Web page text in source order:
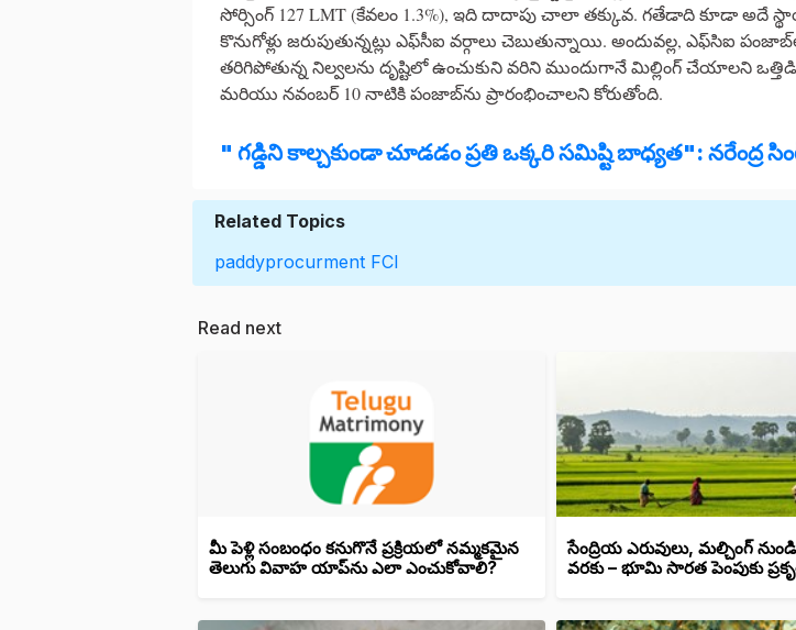
సోర్సింగ్ 127 LMT (కేవలం 1.3%), ఇది దాదాపు చాలా తక్కువ. గతేడాది కూడా అదే
కొనుగోళ్లు జరుపుతున్నట్లు ఎఫ్‌సీఐ వర్గాలు చెబుతున్నాయి. అందువల్ల, ఎఫ్‌సిఐ
తరిగిపోతున్న నిల్వలను దృష్టిలో ఉంచుకుని వరిని ముందుగానే మిల్లింగ్ చేయాలని
మరియు నవంబర్ 10 నాటికి పంజాబ్‌ను ప్రారంభించాలని కోరుతోంది.
" గడ్డిని కాల్చకుండా చూడడం ప్రతి ఒక్కరి సమిష్టి బాధ్యత": నరేంద్ర
Related Topics
paddyprocurment FCI
Read next
మీ పెళ్లి సంబంధం కనుగొనే ప్రక్రియలో నమ్మకమైన
తెలుగు వివాహ యాప్‌ను ఎలా ఎంచుకోవాలి?
సేంద్రియ ఎరువులు, మల్చింగ్
వరకు – భూమి సారత పెంపుకు